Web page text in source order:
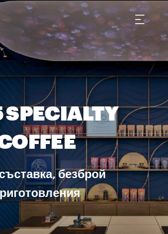
SPECIALTY
безброй